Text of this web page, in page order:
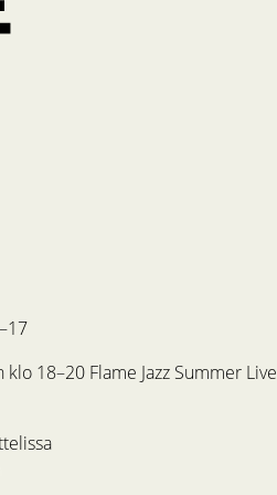
18–20 Flame Jazz Summer